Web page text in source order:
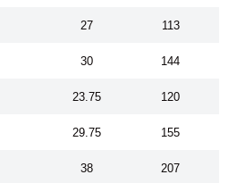
27 113
30 144
23.75 120
29.75 155
38 207